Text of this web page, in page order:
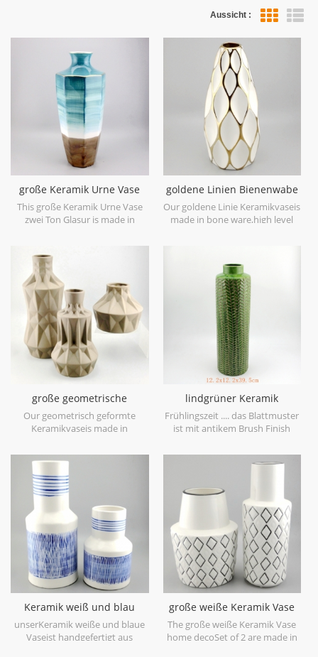
Aussicht :
große Keramik Urne Vase
zwei Ton Glasur
This große Keramik Urne Vase
zwei Ton Glasur is made in
material to present two tone
colors,it is hand crafted so the
color is variance,two size
options with 19.7''h and 16.7''h.
goldene Linien Bienenwabe
keramische weiße Vase
Our goldene Linie Keramikvaseis
made in bone ware,high level
große geometrische
Keramikvase braun 3er Set
Our geometrisch geformte
Keramikvaseis made in
material in geometric shapes,it is
hand-crafted with three sizes
assorted,very nice fit with your
modern furniture.
lindgrüner Keramik
Vasenblatt Patten
Frühlingszeit .... das Blattmuster
ist mit antikem Brush Finish
ersten Blick in den Frühling. es
ist aus Feinsteinzeug in China
Frühlingsstimmung versuchen
Sie dieslindgrüne Keramikvase.
Keramik weiß und blau
Tischvase Hand malen
unserKeramik weiße und blaue
Vaseist handgefertigt aus
große weiße Keramik Vase
home deco
The große weiße Keramik Vase
home decoSet of 2 are made in